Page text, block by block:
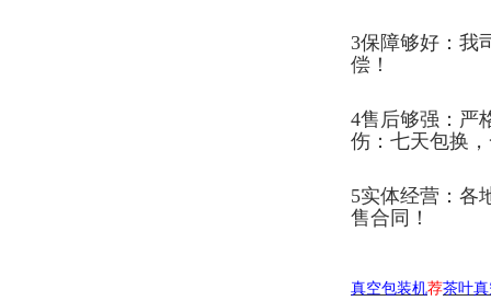
3保障够好：我
偿！
4售后够强：严
伤：七天包换
5实体经营：各
售合同！
真空包装机荐茶叶